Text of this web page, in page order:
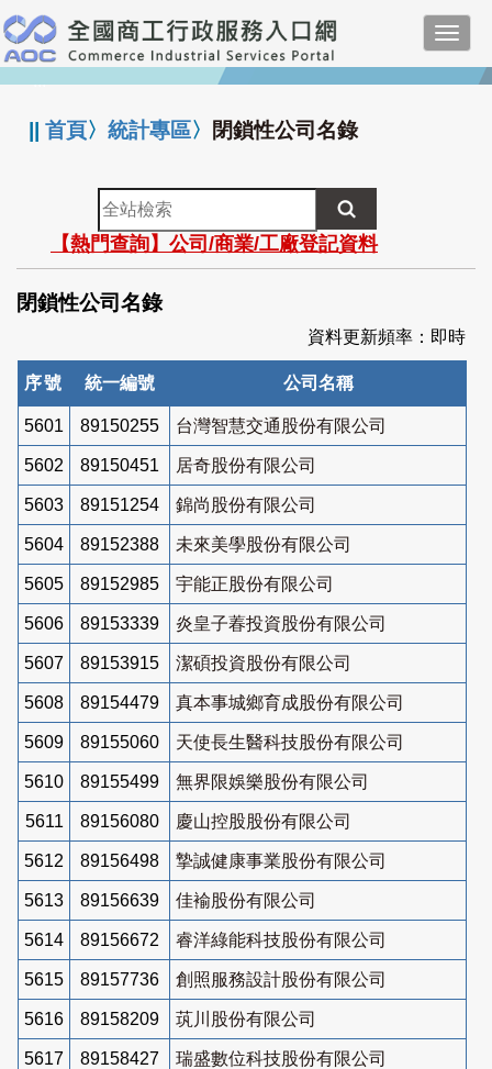
跳
到
主
要
:::
||首頁〉統計專區〉 閉鎖性公司名錄
全
站
檢
索
【熱門查詢】公司/商業/工廠登記資料
閉鎖性公司名錄
資料更新頻率：即時
序號 統一編號 公司名稱
5601 89150255 台灣智慧交通股份有限公司
5602 89150451 居奇股份有限公司
5603 89151254 錦尚股份有限公司
5604 89152388 未來美學股份有限公司
5605 89152985 宇能正股份有限公司
5606 89153339 炎皇子萶投資股份有限公司
5607 89153915 潔碩投資股份有限公司
5608 89154479 真本事城鄉育成股份有限公司
5609 89155060 天使長生醫科技股份有限公司
5610 89155499 無界限娛樂股份有限公司
5611 89156080 慶山控股股份有限公司
5612 89156498 摯誠健康事業股份有限公司
5613 89156639 佳褕股份有限公司
5614 89156672 睿洋綠能科技股份有限公司
5615 89157736 創照服務設計股份有限公司
5616 89158209 茿川股份有限公司
5617 89158427 瑞盛數位科技股份有限公司